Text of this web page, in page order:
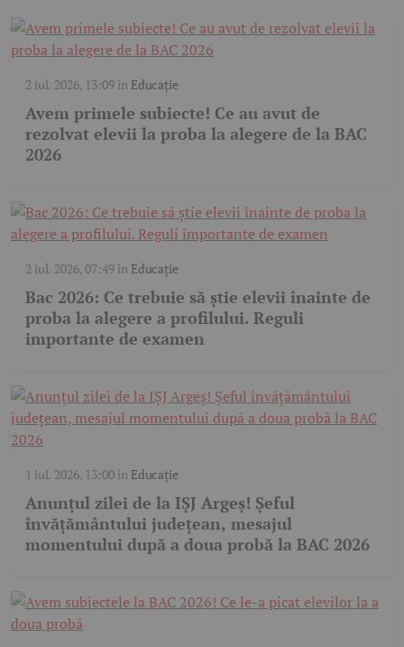
2 iul. 2026, 13:09în Educație
Avem primele subiecte! Ce au avut de
rezolvat elevii la proba la alegere de la BAC
2026
2 iul. 2026, 07:49în Educație
Bac 2026: Ce trebuie să știe elevii înainte de
proba la alegere a profilului. Reguli
importante de examen
1 iul. 2026, 13:00în Educație
Anunțul zilei de la IȘJ Argeș! Șeful
învățământului județean, mesajul
momentului după a doua probă la BAC 2026